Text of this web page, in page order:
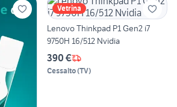
Vetrina
Lenovo Thinkpad P1 Gen2 i7
9750H 16/512 Nvidia
390 €
Cessalto(TV)